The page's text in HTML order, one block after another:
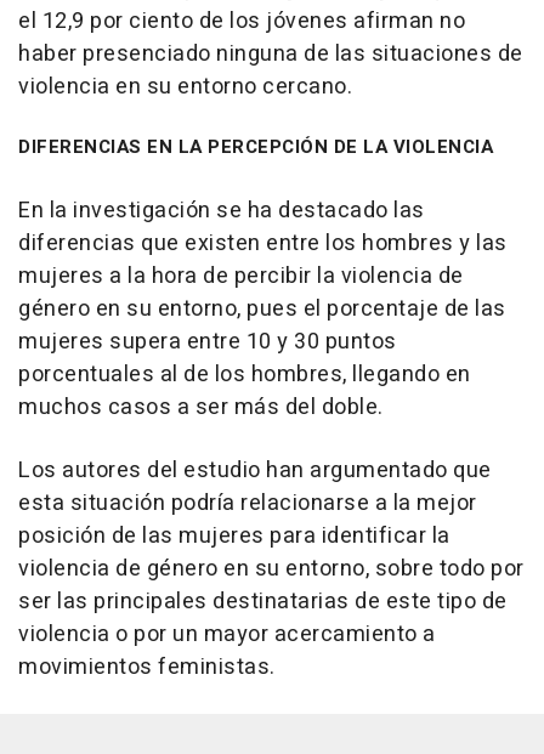
el 12,9 por ciento de los jóvenes afirman no
haber presenciado ninguna de las situaciones de
violencia en su entorno cercano.
DIFERENCIAS EN LA PERCEPCIÓN DE LA VIOLENCIA
En la investigación se ha destacado las
diferencias que existen entre los hombres y las
mujeres a la hora de percibir la violencia de
género en su entorno, pues el porcentaje de las
mujeres supera entre 10 y 30 puntos
porcentuales al de los hombres, llegando en
muchos casos a ser más del doble.
Los autores del estudio han argumentado que
esta situación podría relacionarse a la mejor
posición de las mujeres para identificar la
violencia de género en su entorno, sobre todo por
ser las principales destinatarias de este tipo de
violencia o por un mayor acercamiento a
movimientos feministas.